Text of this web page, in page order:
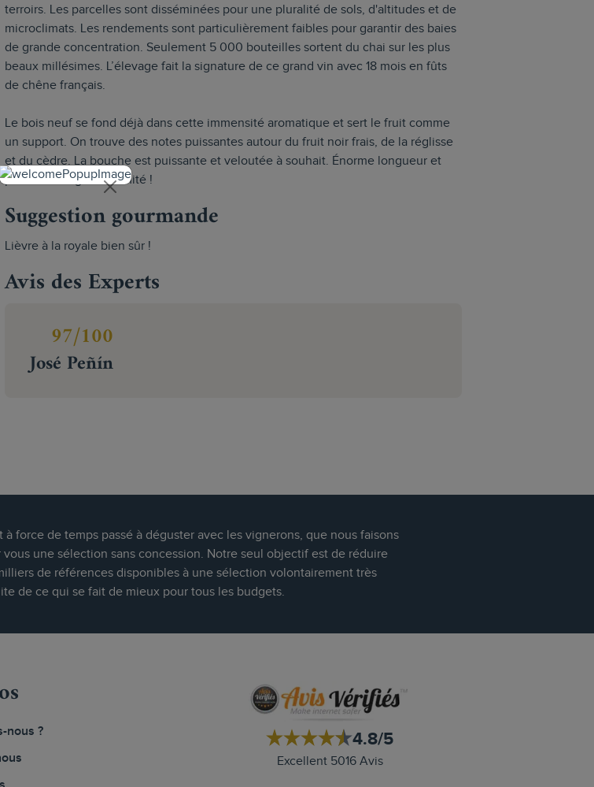
terroirs. Les parcelles sont disséminées pour une pluralité de sols, d'altitudes et de
microclimats. Les rendements sont particulièrement faibles pour garantir des baies
de grande concentration. Seulement 5 000 bouteilles sortent du chai sur les plus
beaux millésimes. L’élevage fait la signature de ce grand vin avec 18 mois en fûts
de chêne français.
Le bois neuf se fond déjà dans cette immensité aromatique et sert le fruit comme
un support. On trouve des notes puissantes autour du fruit noir frais, de la réglisse
et du cèdre. La bouche est puissante et veloutée à souhait. Énorme longueur et
potentiel de garde illimité !
Suggestion gourmande
Lièvre à la royale bien sûr !
Avis des Experts
97/100
José Peñín
à force de temps passé à déguster avec les vignerons, que nous faisons
vous une sélection sans concession. Notre seul objectif est de réduire
de références disponibles à une sélection volontairement très
de ce qui se fait de mieux pour tous les budgets.
nous ?
4.8/5
Excellent 5016 Avis